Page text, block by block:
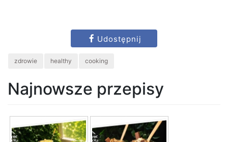
Udostępnij
zdrowie healthy cooking
Najnowsze przepisy